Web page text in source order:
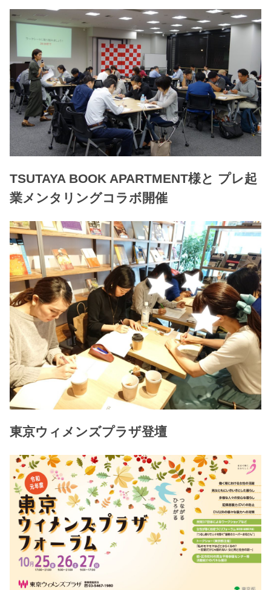
TSUTAYA BOOK APARTMENT様と プレ起
業メンタリングコラボ開催
東京ウィメンズプラザ登壇